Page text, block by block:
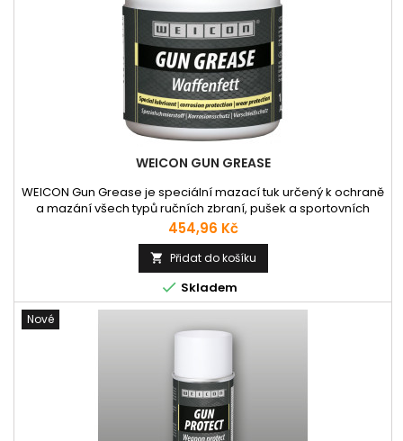
WEICON GUN GREASE
WEICON Gun Grease je speciální mazací tuk určený k ochraně
a mazání všech typů ručních zbraní, pušek a sportovních
zbraní bez ohledu na ráži. Přípravek tvoří na všech
pohyblivých částech trvalou, vysoce přilnavou a voděodolnou
vrstvu, která zajišťuje spolehlivé mazání, ochranu před korozí
a opotřebením Lze ho použít za všech povětrnostních
podmínek....
Cena
454,96 Kč
 Přidat do košíku
 Skladem
Nové